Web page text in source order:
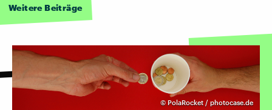
Weitere Beiträge
© PolaRocket / photocase.de